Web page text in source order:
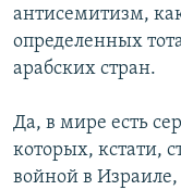
антисемитизм,
определенных
арабских стран.
Да, в мире есть
которых, кстати,
войной в